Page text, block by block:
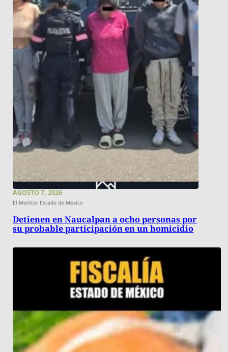
AGOSTO 7, 2026
El Monitor Estado de México
Detienen en Naucalpan a ocho personas por
su probable participación en un homicidio